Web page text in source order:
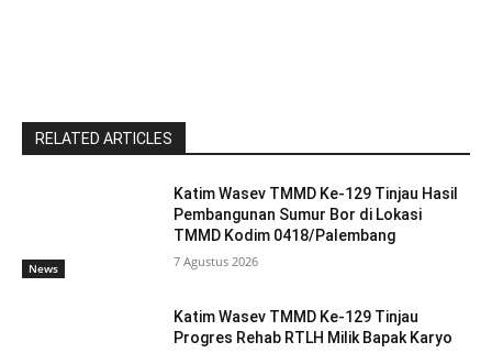
RELATED ARTICLES
News
Katim Wasev TMMD Ke-129 Tinjau Hasil
Pembangunan Sumur Bor di Lokasi
TMMD Kodim 0418/Palembang
7 Agustus 2026
Katim Wasev TMMD Ke-129 Tinjau
Progres Rehab RTLH Milik Bapak Karyo